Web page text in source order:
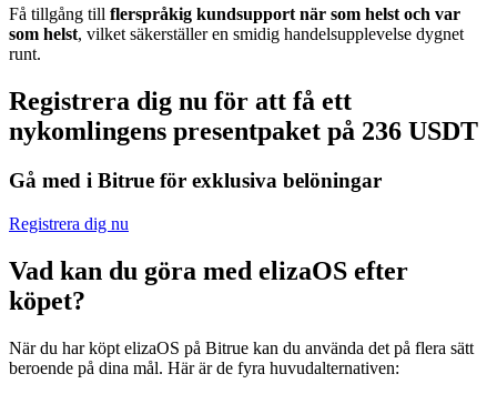
Få tillgång till flerspråkig kundsupport när som helst och var
som helst, vilket säkerställer en smidig handelsupplevelse dygnet
runt.
Registrera dig nu för att få ett
nykomlingens presentpaket på 236 USDT
Gå med i Bitrue för exklusiva belöningar
Registrera dig nu
Vad kan du göra med elizaOS efter
köpet?
När du har köpt elizaOS på Bitrue kan du använda det på flera sätt
beroende på dina mål. Här är de fyra huvudalternativen: